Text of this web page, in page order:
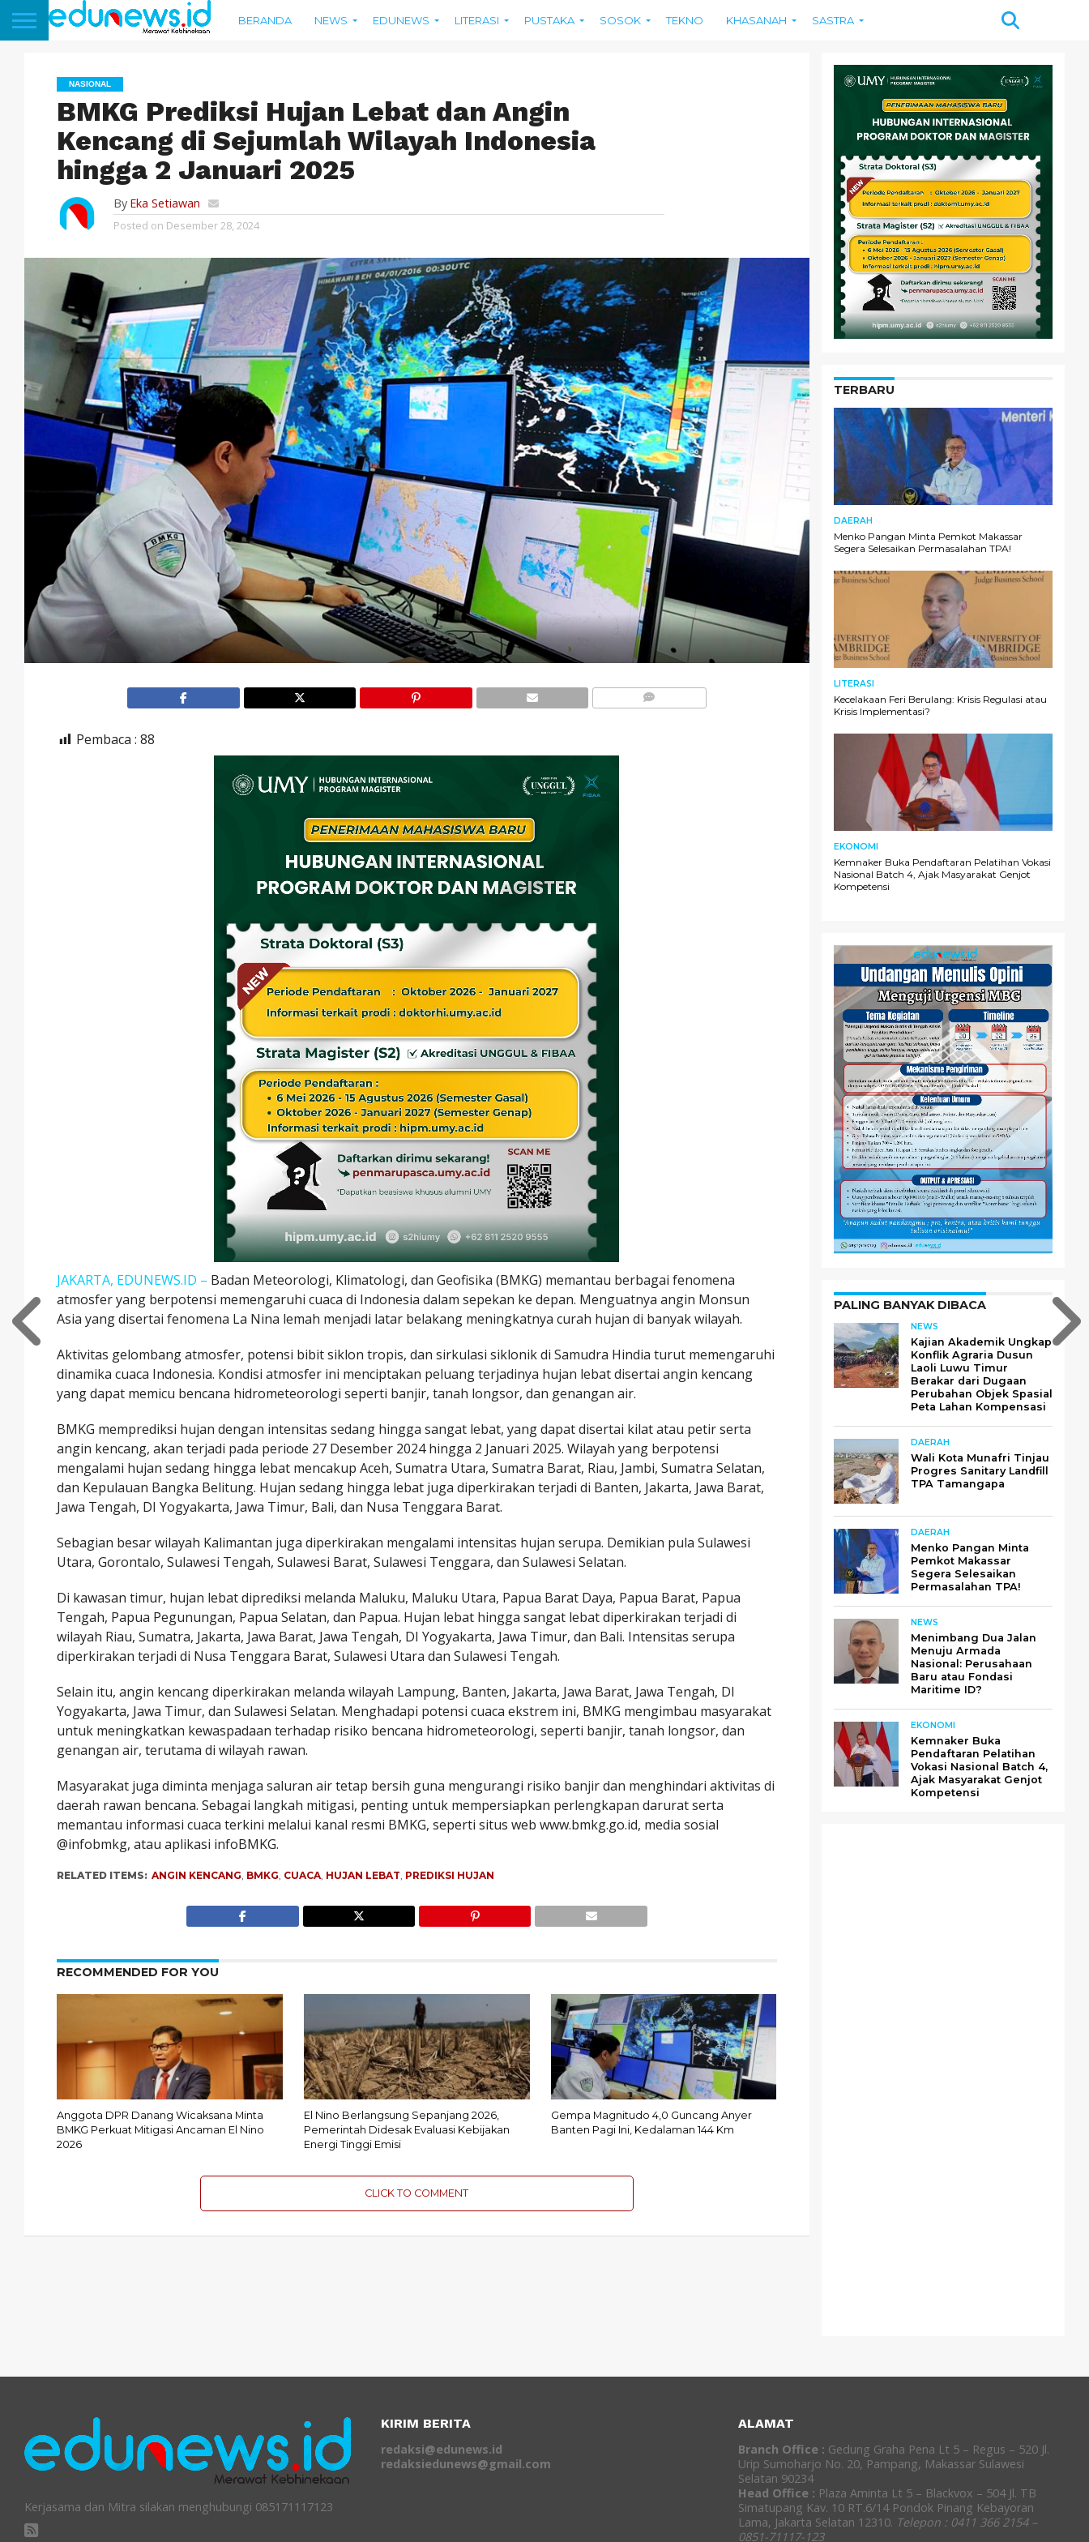
BERANDA NEWS EDUNEWS LITERASI PUSTAKA SOSOK TEKNO KHASANAH SASTRA
NASIONAL
BMKG Prediksi Hujan Lebat dan Angin
Kencang di Sejumlah Wilayah Indonesia
hingga 2 Januari 2025
By Eka Setiawan
Posted on Desember 28, 2024
Pembaca : 88
JAKARTA, EDUNEWS.ID – Badan Meteorologi, Klimatologi, dan Geofisika (BMKG) memantau berbagai fenomena
atmosfer yang berpotensi memengaruhi cuaca di Indonesia dalam sepekan ke depan. Menguatnya angin Monsun
Asia yang disertai fenomena La Nina lemah menjadi latar belakang meningkatnya curah hujan di banyak wilayah.
Aktivitas gelombang atmosfer, potensi bibit siklon tropis, dan sirkulasi siklonik di Samudra Hindia turut memengaruhi
dinamika cuaca Indonesia. Kondisi atmosfer ini menciptakan peluang terjadinya hujan lebat disertai angin kencang
yang dapat memicu bencana hidrometeorologi seperti banjir, tanah longsor, dan genangan air.
BMKG memprediksi hujan dengan intensitas sedang hingga sangat lebat, yang dapat disertai kilat atau petir serta
angin kencang, akan terjadi pada periode 27 Desember 2024 hingga 2 Januari 2025. Wilayah yang berpotensi
mengalami hujan sedang hingga lebat mencakup Aceh, Sumatra Utara, Sumatra Barat, Riau, Jambi, Sumatra Selatan,
dan Kepulauan Bangka Belitung. Hujan sedang hingga lebat juga diperkirakan terjadi di Banten, Jakarta, Jawa Barat,
Jawa Tengah, DI Yogyakarta, Jawa Timur, Bali, dan Nusa Tenggara Barat.
Sebagian besar wilayah Kalimantan juga diperkirakan mengalami intensitas hujan serupa. Demikian pula Sulawesi
Utara, Gorontalo, Sulawesi Tengah, Sulawesi Barat, Sulawesi Tenggara, dan Sulawesi Selatan.
Di kawasan timur, hujan lebat diprediksi melanda Maluku, Maluku Utara, Papua Barat Daya, Papua Barat, Papua
Tengah, Papua Pegunungan, Papua Selatan, dan Papua. Hujan lebat hingga sangat lebat diperkirakan terjadi di
wilayah Riau, Sumatra, Jakarta, Jawa Barat, Jawa Tengah, DI Yogyakarta, Jawa Timur, dan Bali. Intensitas serupa
diperkirakan terjadi di Nusa Tenggara Barat, Sulawesi Utara dan Sulawesi Tengah.
Selain itu, angin kencang diperkirakan melanda wilayah Lampung, Banten, Jakarta, Jawa Barat, Jawa Tengah, DI
Yogyakarta, Jawa Timur, dan Sulawesi Selatan. Menghadapi potensi cuaca ekstrem ini, BMKG mengimbau masyarakat
untuk meningkatkan kewaspadaan terhadap risiko bencana hidrometeorologi, seperti banjir, tanah longsor, dan
genangan air, terutama di wilayah rawan.
Masyarakat juga diminta menjaga saluran air tetap bersih guna mengurangi risiko banjir dan menghindari aktivitas di
daerah rawan bencana. Sebagai langkah mitigasi, penting untuk mempersiapkan perlengkapan darurat serta
memantau informasi cuaca terkini melalui kanal resmi BMKG, seperti situs web www.bmkg.go.id, media sosial
@infobmkg, atau aplikasi infoBMKG.
RELATED ITEMS: ANGIN KENCANG, BMKG, CUACA, HUJAN LEBAT, PREDIKSI HUJAN
RECOMMENDED FOR YOU
Anggota DPR Danang Wicaksana Minta
BMKG Perkuat Mitigasi Ancaman El Nino
2026
El Nino Berlangsung Sepanjang 2026,
Pemerintah Didesak Evaluasi Kebijakan
Energi Tinggi Emisi
Gempa Magnitudo 4,0 Guncang Anyer
Banten Pagi Ini, Kedalaman 144 Km
CLICK TO COMMENT
TERBARU
DAERAH
Menko Pangan Minta Pemkot Makassar
Segera Selesaikan Permasalahan TPA!
LITERASI
Kecelakaan Feri Berulang: Krisis Regulasi atau
Krisis Implementasi?
EKONOMI
Kemnaker Buka Pendaftaran Pelatihan Vokasi
Nasional Batch 4, Ajak Masyarakat Genjot
Kompetensi
PALING BANYAK DIBACA
NEWS
Kajian Akademik Ungkap
Konflik Agraria Dusun
Laoli Luwu Timur
Berakar dari Dugaan
Perubahan Objek Spasial
Peta Lahan Kompensasi
DAERAH
Wali Kota Munafri Tinjau
Progres Sanitary Landfill
TPA Tamangapa
DAERAH
Menko Pangan Minta
Pemkot Makassar
Segera Selesaikan
Permasalahan TPA!
NEWS
Menimbang Dua Jalan
Menuju Armada
Nasional: Perusahaan
Baru atau Fondasi
Maritime ID?
EKONOMI
Kemnaker Buka
Pendaftaran Pelatihan
Vokasi Nasional Batch 4,
Ajak Masyarakat Genjot
Kompetensi
Kerjasama dan Mitra silakan menghubungi 085171117123
KIRIM BERITA
redaksi@edunews.id
redaksiedunews@gmail.com
ALAMAT
Branch Office : Gedung Graha Pena Lt 5 – Regus – 520 Jl.
Urip Sumoharjo No. 20, Pampang, Makassar Sulawesi
Selatan 90234
Head Office : Plaza Aminta Lt 5 – Blackvox – 504 Jl. TB
Simatupang Kav. 10 RT.6/14 Pondok Pinang Kebayoran
Lama, Jakarta Selatan 12310. Telepon : 0411 366 2154 –
0851-71117-123